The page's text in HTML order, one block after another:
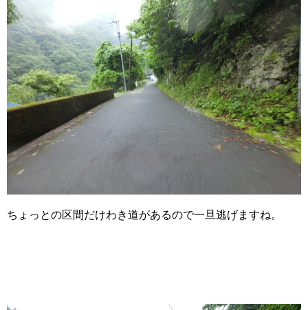
ちょっとの区間だけわき道があるので一旦逃げますね。